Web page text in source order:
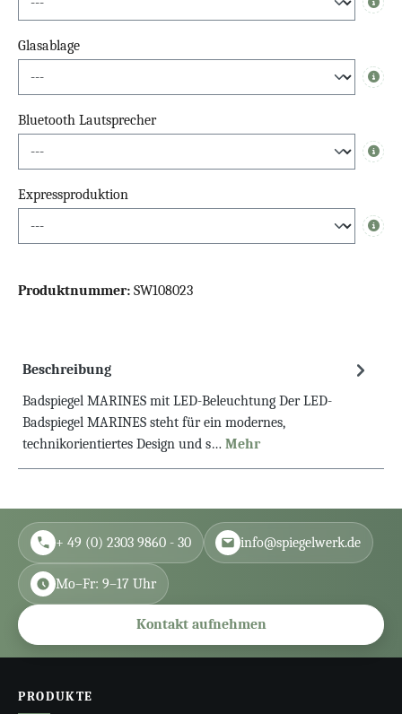
Info
Glasablage
Info
Bluetooth Lautsprecher
Info
Expressproduktion
Info
Produktnummer: SW108023
Beschreibung
Badspiegel MARINES mit LED-Beleuchtung Der LED-
Badspiegel MARINES steht für ein modernes,
technikorientiertes Design und s… Mehr
+ 49 (0) 2303 9860 - 30 info@spiegelwerk.de
Mo–Fr: 9–17 Uhr
Kontakt aufnehmen
PRODUKTE